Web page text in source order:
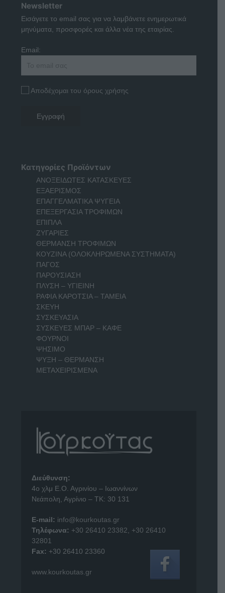
Newsletter
Εισάγετε το email σας για να λαμβάνετε ενημερωτικά
μηνύματα, προσφορές και άλλα νέα της εταιρίας.
Email:
Αποδέχομαι του όρους χρήσης
Κατηγορίες Προϊόντων
ΑΝΟΞΕΙΔΩΤΕΣ ΚΑΤΑΣΚΕΥΕΣ
ΕΞΑΕΡΙΣΜΟΣ
ΕΠΑΓΓΕΛΜΑΤΙΚΑ ΨΥΓΕΙΑ
ΕΠΕΞΕΡΓΑΣΙΑ ΤΡΟΦΙΜΩΝ
ΕΠΙΠΛΑ
ΖΥΓΑΡΙΕΣ
ΘΕΡΜΑΝΣΗ ΤΡΟΦΙΜΩΝ
ΚΟΥΖΙΝΑ (ΟΛΟΚΛΗΡΩΜΕΝΑ ΣΥΣΤΗΜΑΤΑ)
ΠΑΓΟΣ
ΠΑΡΟΥΣΙΑΣΗ
ΠΛΥΣΗ – ΥΓΙΕΙΝΗ
ΡΑΦΙΑ ΚΑΡΟΤΣΙΑ – ΤΑΜΕΙΑ
ΣΚΕΥΗ
ΣΥΣΚΕΥΑΣΙΑ
ΣΥΣΚΕΥΕΣ ΜΠΑΡ – ΚΑΦΕ
ΦΟΥΡΝΟΙ
ΨΗΣΙΜΟ
ΨΥΞΗ – ΘΕΡΜΑΝΣΗ
ΜΕΤΑΧΕΙΡΙΣΜΕΝΑ
Διεύθυνση:
4o χλμ Ε.Ο. Αγρινίου – Ιωαννίνων
Νεάπολη, Αγρίνιο – ΤΚ: 30 131
E-mail: info@kourkoutas.gr
Τηλέφωνα: +30 26410 23382
+30 26410
32801
Fax: +30 26410 23360
www.kourkoutas.gr